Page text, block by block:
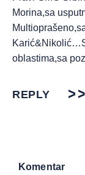
Morina,sa
oblastima,sa
REPLY
Komentar